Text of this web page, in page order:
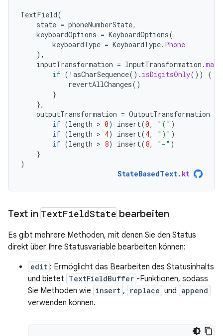
TextField(
state = phoneNumberState,
keyboardOptions = KeyboardOptions(
keyboardType = KeyboardType. Phone
),
inputTransformation = InputTransformation .
if ( ! asCharSequence(). isDigitsOnly())
{
revertAllChanges()
}
},
outputTransformation = OutputTransformation
if (length > 0) insert(0, "(" )
if (length > 4) insert(4, ")" )
if (length > 8) insert(8, "-" )
}
)
StateBasedText. kt
Text in TextFieldState bearbeiten
Es gibt mehrere Methoden, mit denen Sie den Status
direkt über Ihre Statusvariable bearbeiten können:
edit : Ermöglicht das Bearbeiten des Statusinhalts
und bietet TextFieldBuffer -Funktionen, sodass
Sie Methoden wie insert , replace und append
verwenden können.